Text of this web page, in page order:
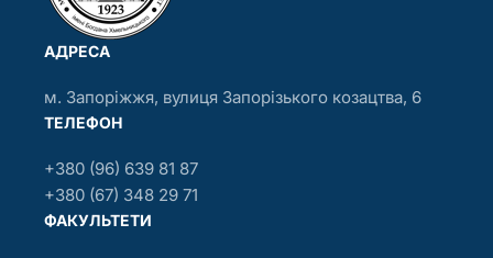
АДРЕСА
м. Запоріжжя, вулиця Запорізького козацтва, 6
ТЕЛЕФОН
+380 (96) 639 81 87
+380 (67) 348 29 71
ФАКУЛЬТЕТИ